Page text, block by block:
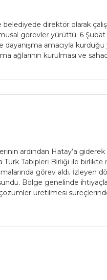
belediyede direktör olarak
görevler yürüttü. 6
dayanışma amacıyla
ağlarının kurulması ve
ardından Hatay’a
Türk Tabipleri Birliği ile
görev aldı. İzleyen
Bölge genelinde
üretilmesi